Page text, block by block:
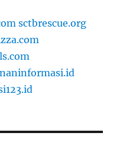
sctbrescue.org